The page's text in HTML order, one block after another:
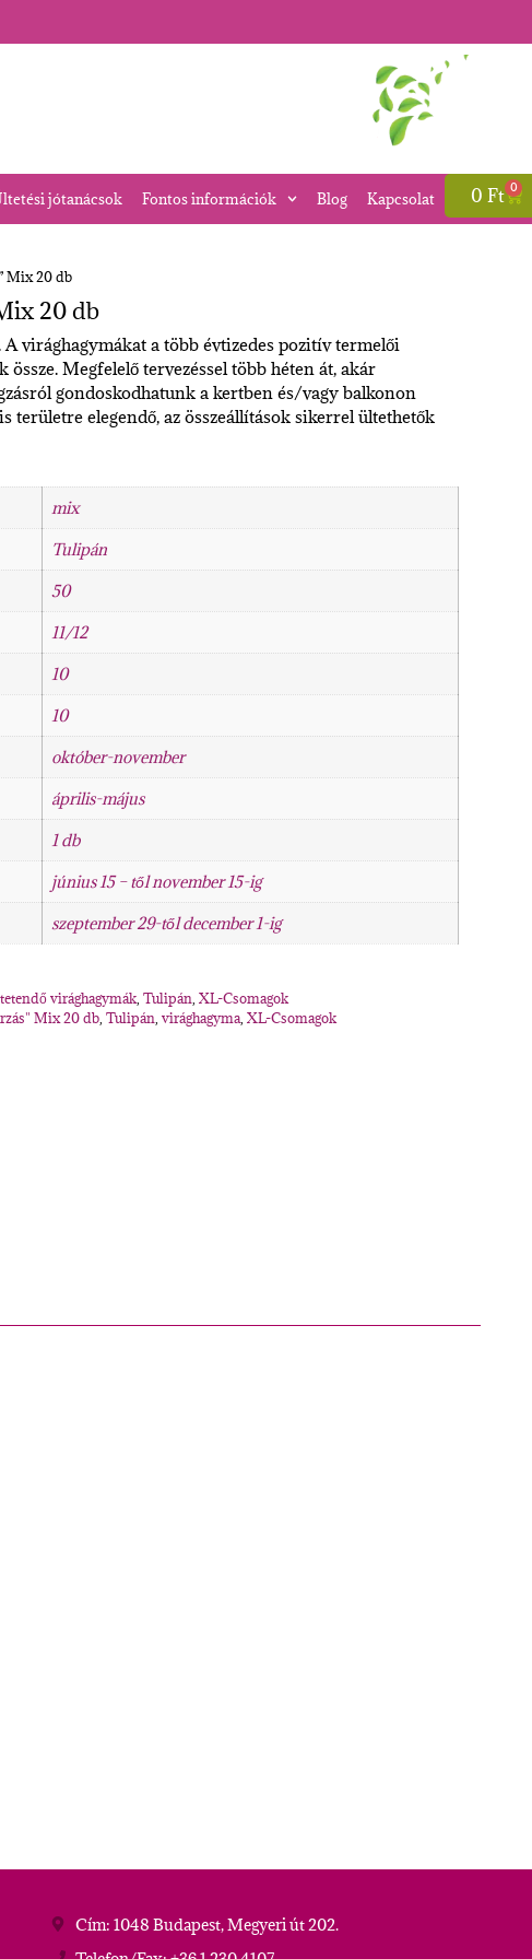
jótanácsok Fontos információk Blog Kapcsolat 0Ft 0
Mix 20 db
20 db
virághagymákat a több évtizedes pozitív termelői
össze. Megfelelő tervezéssel több héten át, akár
gondoskodhatunk a kertben és/vagy balkonon
területre elegendő, az összeállítások sikerrel ültethetők
mix
Tulipán
50
11/12
10
10
október-november
április-május
1 db
június 15 – től november 15-ig
szeptember 29-től december 1-ig
virághagymák, Tulipán, XL-Csomagok
Mix 20 db, Tulipán, virághagyma, XL-Csomagok
Cím: 1048 Budapest, Megyeri út 202.